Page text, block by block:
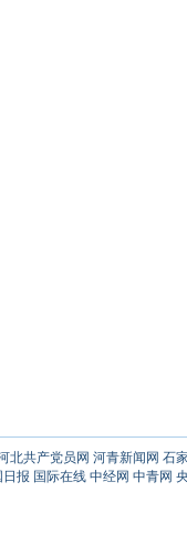
北共产党员网 河青新闻网 石
日报 国际在线 中经网 中青网